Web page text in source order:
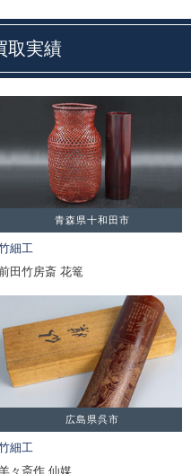
取実績
青森県十和田市
細工
田竹房斎 花篭
広島県呉市
細工
々斎作 仙媒